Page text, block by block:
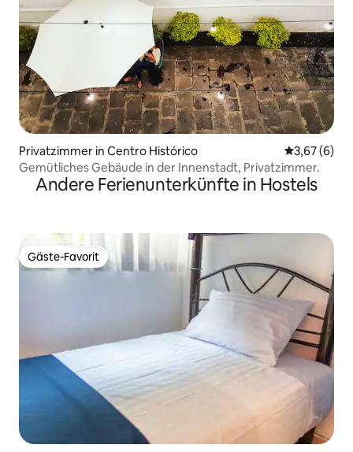
Privatzimmer in Centro Histórico
3,67 (6)
Gemütliches Gebäude in der Innenstadt, Privatzimmer.
Andere Ferienunterkünfte in Hostels
Gäste-Favorit
Gäste-Favorit